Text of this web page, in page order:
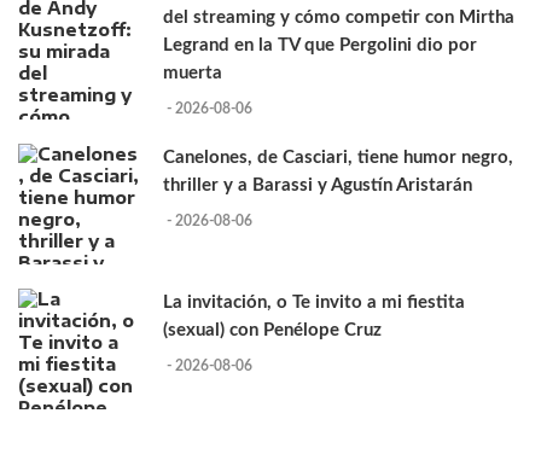
del streaming y cómo competir con Mirtha
Legrand en la TV que Pergolini dio por
muerta
- 2026-08-06
Canelones, de Casciari, tiene humor negro,
thriller y a Barassi y Agustín Aristarán
- 2026-08-06
La invitación, o Te invito a mi fiestita
(sexual) con Penélope Cruz
- 2026-08-06